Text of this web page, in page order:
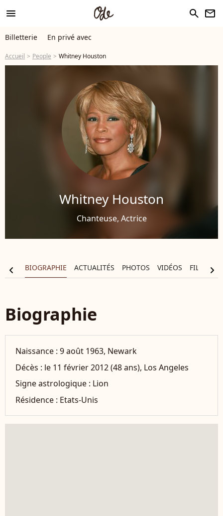
menu search newsletter
Billetterie En privé avec
Accueil People Whitney Houston
Whitney Houston
Chanteuse, Actrice
BIOGRAPHIE ACTUALITÉS PHOTOS VIDÉOS
chevron_left chevron_right
Biographie
Naissance :9 août 1963, Newark
Décès : le 11 février 2012 (48 ans), Los Angeles
Signe astrologique : Lion
Résidence : Etats-Unis